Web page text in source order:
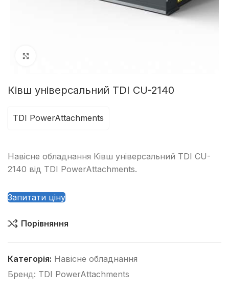
Ківш універсальний TDI CU-2140
TDI PowerAttachments
Навісне обладнання Ківш універсальний TDI CU-
2140 від TDI PowerAttachments.
Запитати ціну
Порівняння
Категорія: Навісне обладнання
Бренд: TDI PowerAttachments